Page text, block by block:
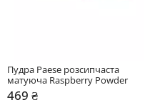
Пудра Paese розсипчаста
матуюча Raspberry Powder
469 ₴